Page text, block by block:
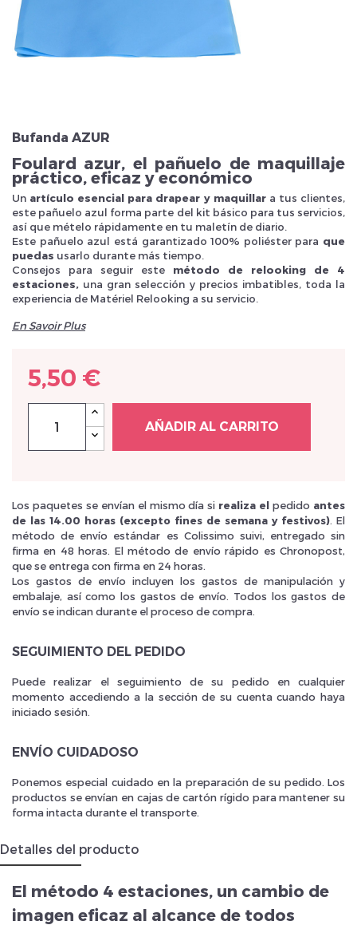
Bufanda AZUR
Foulard azur, el pañuelo de maquillaje
práctico, eficaz y económico
Un artículo esencial para drapear y maquillara tus clientes,
este pañuelo azul forma parte del kit básico para tus servicios,
así que mételo rápidamente en tu maletín de diario.
Este pañuelo azul está garantizado 100% poliéster para que
puedas usarlo durante más tiempo.
Consejos para seguir este método de relooking de 4
estaciones, una gran selección y precios imbatibles, toda la
experiencia de Matériel Relooking a su servicio.
En Savoir Plus
5,50 €
AÑADIR AL CARRITO
Los paquetes se envían el mismo día si realiza el pedido antes
de las 14.00 horas (excepto fines de semana y festivos) . El
método de envío estándar es Colissimo suivi, entregado sin
firma en 48 horas. El método de envío rápido es Chronopost,
que se entrega con firma en 24 horas.
Los gastos de envío incluyen los gastos de manipulación y
embalaje, así como los gastos de envío. Todos los gastos de
envío se indican durante el proceso de compra.
SEGUIMIENTO DEL PEDIDO
Puede realizar el seguimiento de su pedido en cualquier
momento accediendo a la sección de su cuenta cuando haya
iniciado sesión.
ENVÍO CUIDADOSO
Ponemos especial cuidado en la preparación de su pedido. Los
productos se envían en cajas de cartón rígido para mantener su
forma intacta durante el transporte.
Detalles del producto
El método 4 estaciones, un cambio de
imagen eficaz al alcance de todos